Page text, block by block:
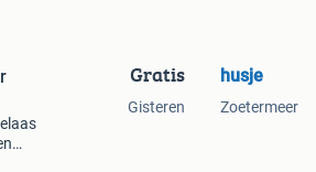
Gratis
Gisteren
husje
Zoetermeer